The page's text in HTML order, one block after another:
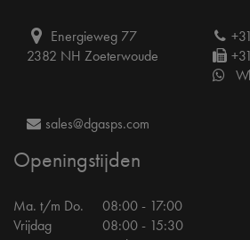
Energieweg 77
2382 NH Zoeterwoude
sales@dgasps.com
Openingstijden
Ma. t/m Do.
08:00 - 17:00
Vrijdag
08:00 - 15:30